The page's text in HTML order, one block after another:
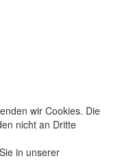
wir Cookies. Die
nicht an Dritte
in unserer